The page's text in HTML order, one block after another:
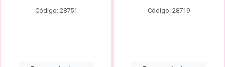
Código: 28751 Código: 28719